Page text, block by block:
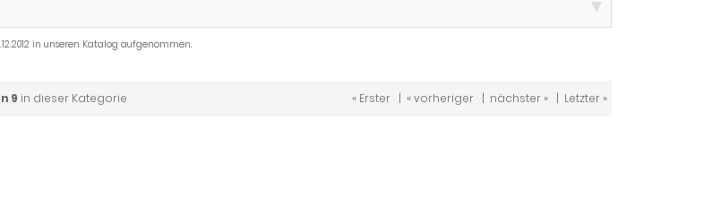
in unseren Katalog aufgenommen.
9 in dieser Kategorie « Erster | « vorheriger | nächster » | Letzter »